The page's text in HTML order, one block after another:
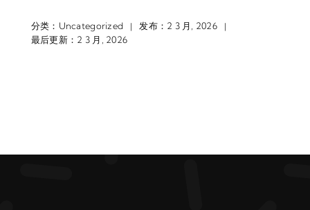
分类： Uncategorized | 发布：2 3 月, 2026
|
最后更新：2 3 月, 2026